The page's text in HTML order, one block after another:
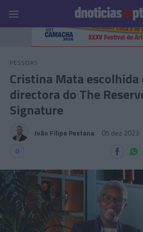
Prazeres
PESSOAS
Cristina Mata escolhida
directora do The
Signature
João Filipe Pestana 05 dez 2023
0